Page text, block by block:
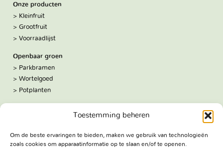
Toestemming beheren
Om de beste ervaringen te bieden, maken we gebruik van technologieën
zoals cookies om apparaatinformatie op te slaan en/of te openen.
Onze producten
Kleinfruit
Grootfruit
Voorraadlijst
Openbaar groen
Parkbramen
Wortelgoed
Potplanten
Volg ons: